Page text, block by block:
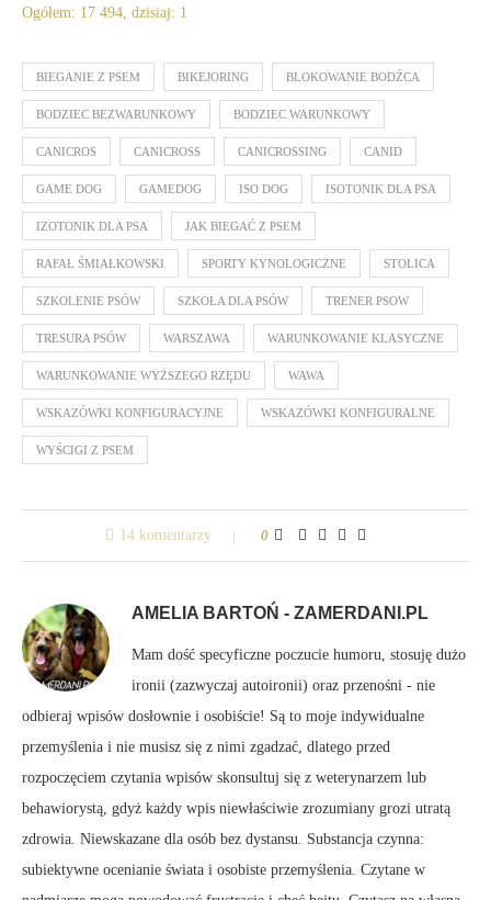
Ogółem: 17 494, dzisiaj: 1
BIEGANIE Z PSEM BIKEJORING BLOKOWANIE BODŹCA
BODZIEC BEZWARUNKOWY BODZIEC WARUNKOWY
CANICROS CANICROSS CANICROSSING CANID
GAME DOG GAMEDOG ISO DOG ISOTONIK DLA PSA
IZOTONIK DLA PSA JAK BIEGAĆ Z PSEM
RAFAŁ ŚMIAŁKOWSKI SPORTY KYNOLOGICZNE STOLICA
SZKOLENIE PSÓW SZKOŁA DLA PSÓW TRENER PSOW
TRESURA PSÓW WARSZAWA WARUNKOWANIE KLASYCZNE
WARUNKOWANIE WYŻSZEGO RZĘDU WAWA
WSKAZÓWKI KONFIGURACYJNE WSKAZÓWKI KONFIGURALNE
WYŚCIGI Z PSEM
14 komentarzy 0
AMELIA BARTOŃ - ZAMERDANI.PL
Mam dość specyficzne poczucie humoru, stosuję dużo
ironii (zazwyczaj autoironii) oraz przenośni - nie
odbieraj wpisów dosłownie i osobiście! Są to moje indywidualne
przemyślenia i nie musisz się z nimi zgadzać, dlatego przed
rozpoczęciem czytania wpisów skonsultuj się z weterynarzem lub
behawiorystą, gdyż każdy wpis niewłaściwie zrozumiany grozi utratą
zdrowia. Niewskazane dla osób bez dystansu. Substancja czynna:
subiektywne ocenianie świata i osobiste przemyślenia. Czytane w